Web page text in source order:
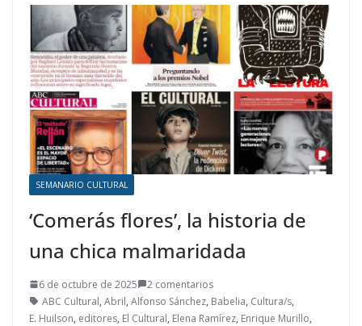
SEMANARIO CULTURAL
‘Comerás flores’, la historia de
una chica malmaridada
6 de octubre de 2025
2 comentarios
ABC Cultural, Abril, Alfonso Sánchez, Babelia, Cultura/s,
E. Huilson, editores, El Cultural, Elena Ramírez, Enrique Murillo,